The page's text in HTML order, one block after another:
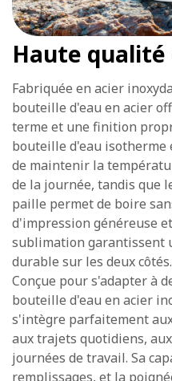
Haute
Fabriquée en acier
bouteille d'eau en acier
terme et une finition
bouteille d'eau isotherme
de maintenir la
de la journée, tandis que
paille permet de boire
d'impression généreuse
sublimation garantissent
durable sur les deux côtés.
Conçue pour s'adapter à
bouteille d'eau en acier
s'intègre parfaitement
aux trajets quotidiens,
journées de travail. Sa
remplissages, et la